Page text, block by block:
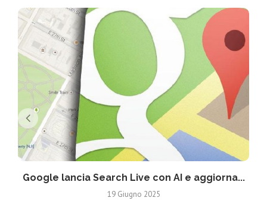
Google lancia Search Live con AI e aggiorna...
19 Giugno 2025